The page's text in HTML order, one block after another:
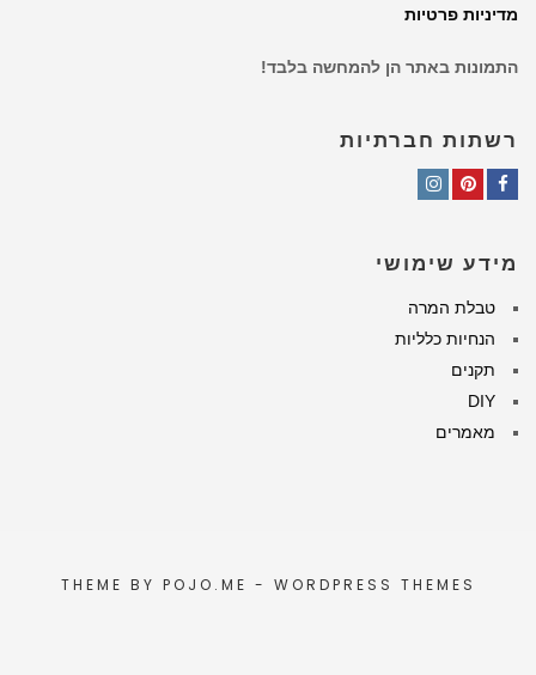
מדיניות פרטיות
התמונות באתר הן להמחשה בלבד!
רשתות חברתיות
מידע שימושי
טבלת המרה
הנחיות כלליות
תקנים
DIY
מאמרים
THEME BY POJO.ME - WORDPRESS THEMES